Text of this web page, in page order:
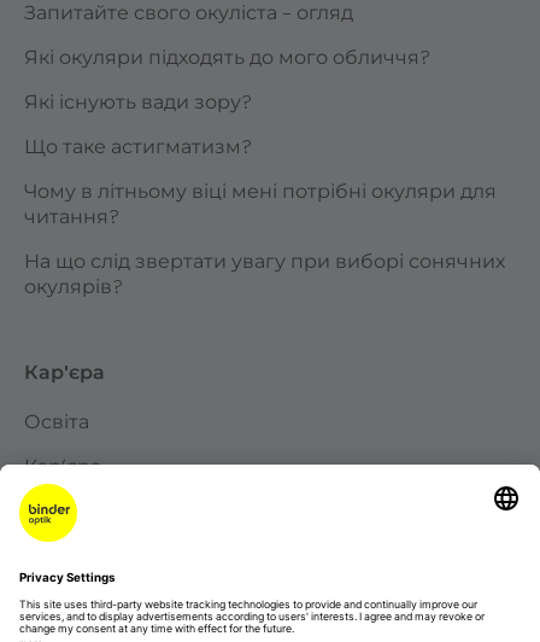
Запитайте свого окуліста – огляд
Які окуляри підходять до мого обличчя?
Які існують вади зору?
Що таке астигматизм?
Чому в літньому віці мені потрібні окуляри для
читання?
На що слід звертати увагу при виборі сонячних
окулярів?
Кар'єра
Освіта
Кар’єра
Небажана заявка